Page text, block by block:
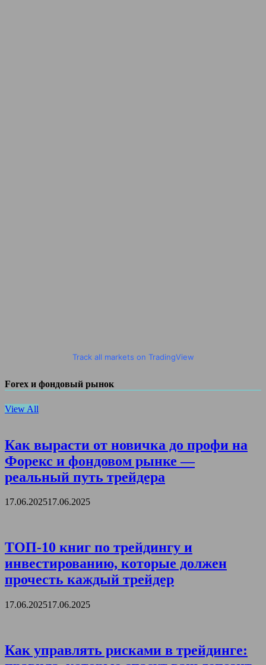
Track all markets on TradingView
Forex и фондовый рынок
View All
Как вырасти от новичка до профи на
Форекс и фондовом рынке —
реальный путь трейдера
17.06.202517.06.2025
ТОП-10 книг по трейдингу и
инвестированию, которые должен
прочесть каждый трейдер
17.06.202517.06.2025
Как управлять рисками в трейдинге: